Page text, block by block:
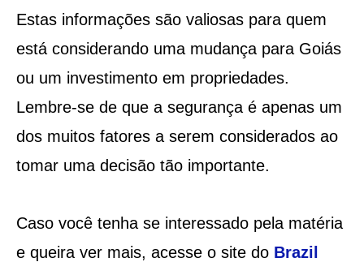
Estas informações são valiosas para quem
está considerando uma mudança para Goiás
ou um investimento em propriedades.
Lembre-se de que a segurança é apenas um
dos muitos fatores a serem considerados ao
tomar uma decisão tão importante.
Caso você tenha se interessado pela matéria
e queira ver mais, acesse o site do Brazil